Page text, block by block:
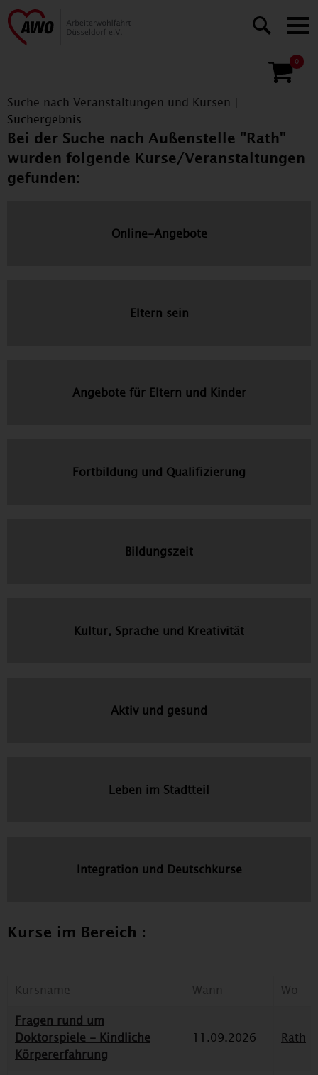
0
Suche nach Veranstaltungen und Kursen
Suchergebnis
Bei der Suche nach Außenstelle "Rath"
wurden folgende Kurse/Veranstaltungen
gefunden:
Online-Angebote
Eltern sein
Angebote für Eltern und Kinder
Fortbildung und Qualifizierung
Bildungszeit
Kultur, Sprache und Kreativität
Aktiv und gesund
Leben im Stadtteil
Integration und Deutschkurse
Kurse im Bereich :
Kursname Wann
Wo
Fragen rund um
Doktorspiele - Kindliche
Körpererfahrung
11.09.2026 Rath